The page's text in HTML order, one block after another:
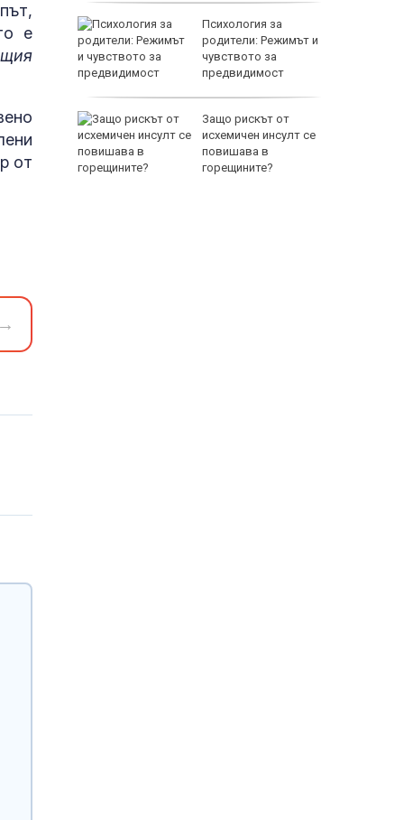
е
от
се
по
за
Психология за
родители: Режимът и
чувството за
предвидимост
Защо рискът от
исхемичен инсулт се
повишава в
горещините?